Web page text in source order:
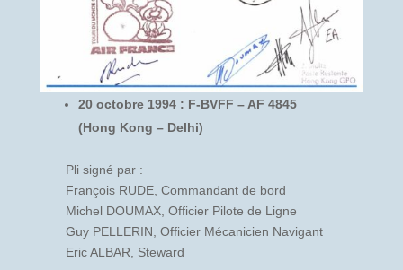
20 octobre 1994 : F-BVFF – AF 4845
(Hong Kong – Delhi)
Pli signé par :
François RUDE, Commandant de bord
Michel DOUMAX, Officier Pilote de Ligne
Guy PELLERIN, Officier Mécanicien Navigant
Eric ALBAR, Steward